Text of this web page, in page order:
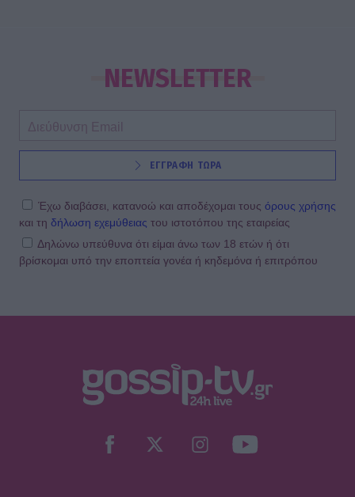
NEWSLETTER
ΕΓΓΡΑΦΗ ΤΩΡΑ
Έχω διαβάσει, κατανοώ και αποδέχομαι τους όρους χρήσης
και τη δήλωση εχεμύθειας του ιστοτόπου της εταιρείας
Δηλώνω υπεύθυνα ότι είμαι άνω των 18 ετών ή ότι
βρίσκομαι υπό την εποπτεία γονέα ή κηδεμόνα ή επιτρόπου